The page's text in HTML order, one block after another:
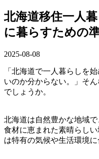
北海道移住一人
に暮らすための
2025-08-08
「北海道で一人暮らしを
いのか分からない。」そ
でしょうか。
北海道は自然豊かな地域
食材に恵まれた素晴らし
は特有の気候や生活環境